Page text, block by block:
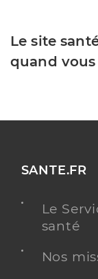
Le site
quand
SANTE.FR
Le
santé
Nos